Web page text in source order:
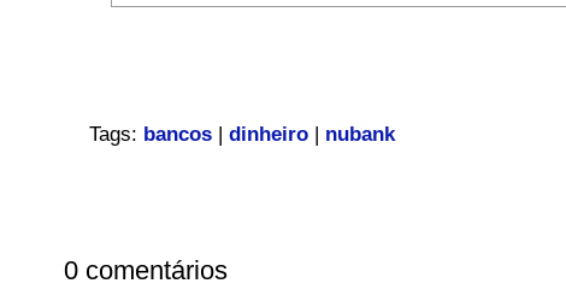
Tags: bancos| dinheiro| nubank
0 comentários